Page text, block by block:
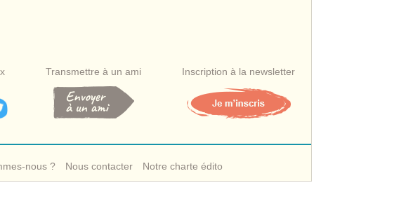
Transmettre à un ami Inscription à la newsletter
nous ? Nous contacter Notre charte édito